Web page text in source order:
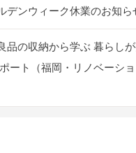
デンウィーク休業のお知ら
品の収納から学ぶ 暮らし
ート（福岡・リノベーシ